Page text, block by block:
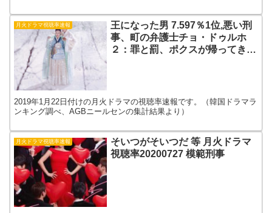
月火ドラマ視聴率速報
王になった男 7.597％1位,悪い刑
事、町の弁護士チョ・ドゥルホ
２：罪と罰、ポクスが帰ってき
2019年1月22日付けの月火ドラマの視聴率速報です。（韓国ドラマラ
ンキング調べ、AGBニールセンの集計結果より）
月火ドラマ視聴率速報
そいつがそいつだ 等 月火ドラマ
視聴率20200727 模範刑事